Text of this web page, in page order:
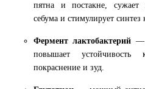
пятна и постакне, сужает
себума и стимулирует синтез
Фермент лактобактерий —
повышает устойчивость
покраснение и зуд.